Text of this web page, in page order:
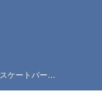
全国主要スケートパーク完全ガイド！雨の日でも滑れる屋内パーク＆利用規則まとめ